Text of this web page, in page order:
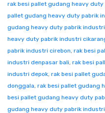
rak besi pallet gudang heavy
pallet gudang heavy duty pabrik
gudang heavy duty pabrik
heavy duty pabrik industri
pabrik industri cirebon, rak besi
industri denpasar bali, rak besi
industri depok, rak besi pallet
donggala, rak besi pallet gudang
besi pallet gudang heavy duty
gudang heavy duty pabrik